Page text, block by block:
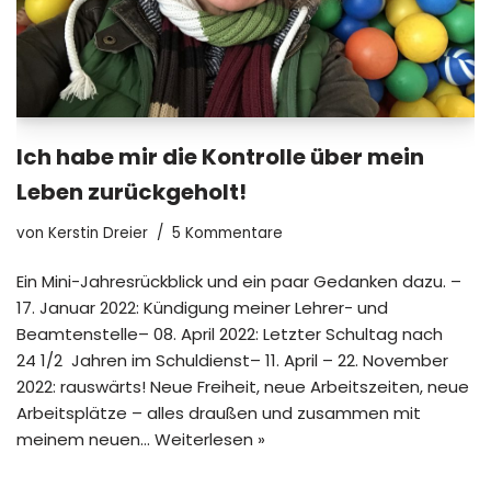
Ich habe mir die Kontrolle über mein
Leben zurückgeholt!
von Kerstin Dreier 5 Kommentare
Ein Mini-Jahresrückblick und ein paar Gedanken dazu. –
17. Januar 2022: Kündigung meiner Lehrer- und
Beamtenstelle– 08. April 2022: Letzter Schultag nach
24 1/2 Jahren im Schuldienst– 11. April – 22. November
2022: rauswärts! Neue Freiheit, neue Arbeitszeiten, neue
Arbeitsplätze – alles draußen und zusammen mit
meinem neuen… Weiterlesen »